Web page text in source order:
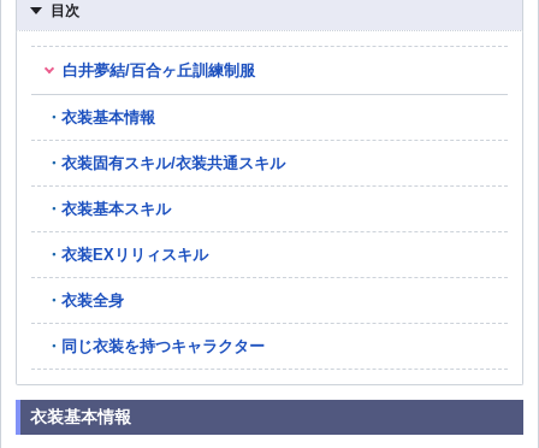
目次
白井夢結/百合ヶ丘訓練制服
衣装基本情報
衣装固有スキル/衣装共通スキル
衣装基本スキル
衣装EXリリィスキル
衣装全身
同じ衣装を持つキャラクター
衣装基本情報